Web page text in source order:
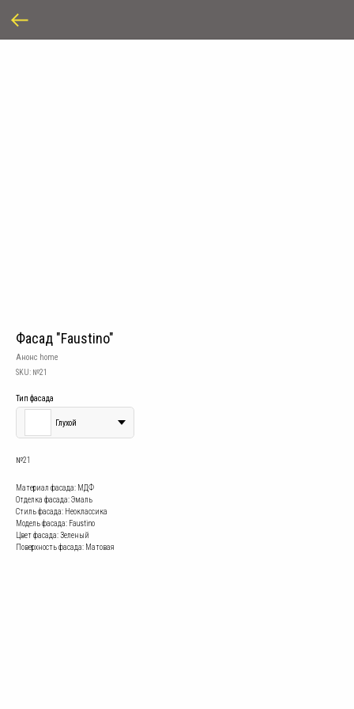
Фасад "Faustino"
Анонс home
SKU: №21
Тип фасада
Глухой
№21
Материал фасада: МДФ
Отделка фасада: Эмаль
Стиль фасада: Неоклассика
Модель фасада: Faustino
Цвет фасада: Зеленый
Поверхность фасада: Матовая